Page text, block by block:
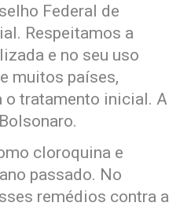
Federal de
Respeitamos a
e no seu uso
muitos países,
o tratamento inicial. A
cloroquina e
passado. No
remédios contra a